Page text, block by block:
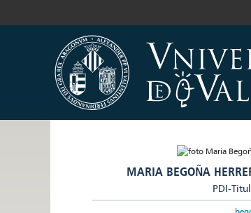
MARIA BEGOÑA
PDI-